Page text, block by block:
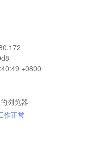
+0800
浏览器
作正常